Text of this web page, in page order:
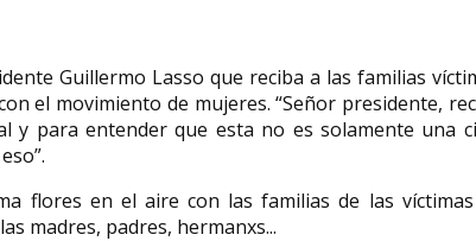
Guillermo Lasso que reciba a las familias
el movimiento de mujeres. “Señor presidente,
y para entender que esta no es solamente una
flores en el aire con las familias de las
madres, padres, hermanxs...